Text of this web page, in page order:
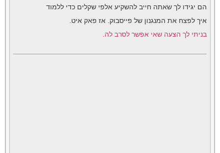
הם יגידו לך שאתה חייב להשקיע אלפי שקלים כדי ללמוד
איך לפצח את המנגנון של פייסבוק. אז פאק איט.
בניתי לך הצעה שאי אפשר לסרב לה.